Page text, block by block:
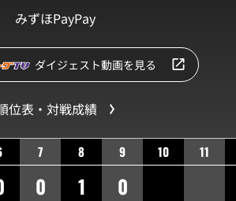
みずほPayPay
ダイジェスト動画を見る
位表・対戦成績
7 8 9 10 11
0 1
0